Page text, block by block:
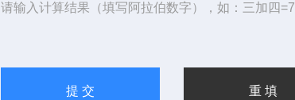
请输入计算结果（填写阿拉伯数字），如：三加四=7